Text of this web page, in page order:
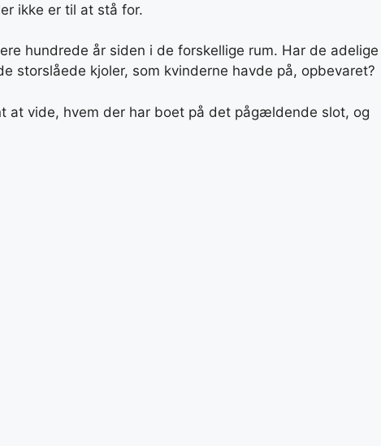
ikke er til at stå for.
hundrede år siden i de forskellige rum. Har de adelige
storslåede kjoler, som kvinderne havde på, opbevaret?
at vide, hvem der har boet på det pågældende slot, og